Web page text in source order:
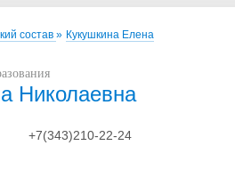
состав » Кукушкина Елена
Николаевна
+7(343)210-22-24